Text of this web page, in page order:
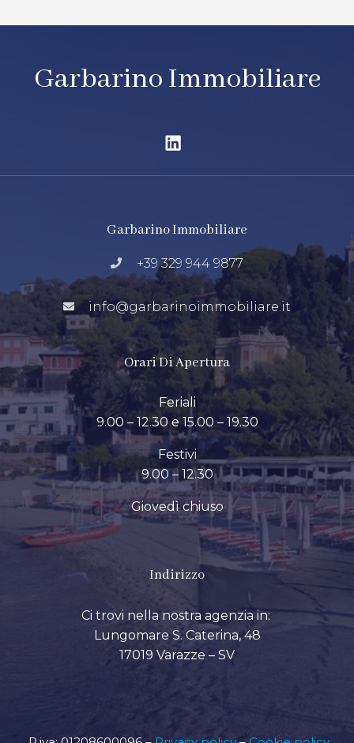
Garbarino Immobiliare
Garbarino Immobiliare
+39 329 944 9877
info@garbarinoimmobiliare.it
Orari Di Apertura
Feriali
9.00 – 12.30 e 15.00 – 19.30
Festivi
9.00 – 12.30
Giovedì chiuso
Indirizzo
Ci trovi nella nostra agenzia in:
Lungomare S. Caterina, 48
17019 Varazze – SV